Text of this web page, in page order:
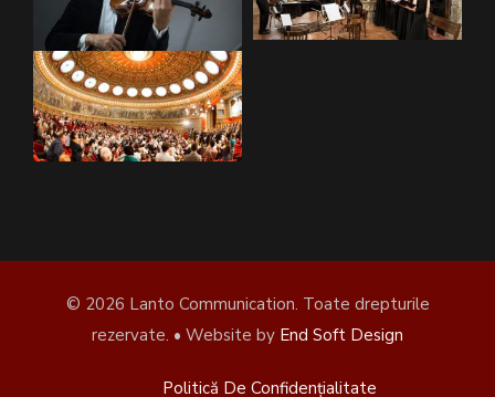
© 2026 Lanto Communication. Toate drepturile
rezervate. • Website by End Soft Design
Politică De Confidențialitate